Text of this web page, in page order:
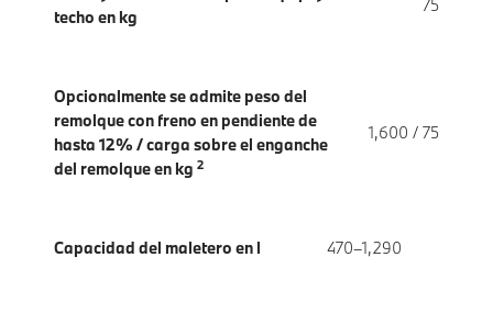
techo en kg
75
Opcionalmente se admite peso del
remolque con freno en pendiente de
hasta 12% / carga sobre el enganche
del remolque en kg 2
1,600 / 75
Capacidad del maletero en l 470–1,290